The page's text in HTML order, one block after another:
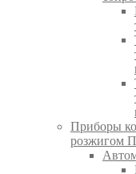
Приборы
розжигом